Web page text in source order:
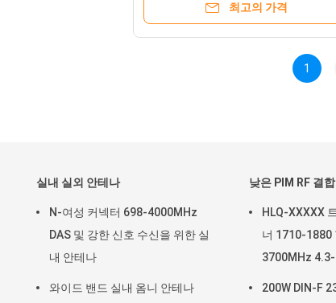
최고의 가격
1
실내 실외 안테나
N-여성 커넥터 698-4000MHz
DAS 및 강한 신호 수신을 위한 실
내 안테나
와이드 밴드 실내 옴니 안테나
낮은 PIM RF 결합
HLQ-XXXXX
너 1710-1880
3700MHz
200W DIN-F